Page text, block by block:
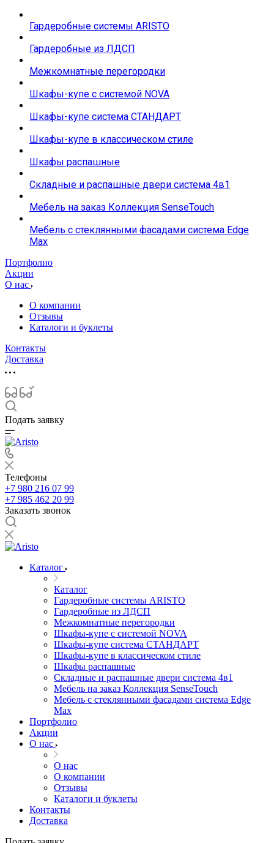
Гардеробные системы ARISTO
Гардеробные из ЛДСП
Межкомнатные перегородки
Шкафы-купе с системой NOVA
Шкафы-купе система СТАНДАРТ
Шкафы-купе в классическом стиле
Шкафы распашные
Складные и распашные двери система 4в1
Мебель на заказ Коллекция SenseTouch
Мебель с стеклянными фасадами система Edge
Max
Портфолио
Акции
О нас
О компании
Отзывы
Каталоги и буклеты
Контакты
Доставка
Подать заявку
Телефоны
+7 980 216 07 99
+7 985 462 20 99
Заказать звонок
Каталог
Каталог
Гардеробные системы ARISTO
Гардеробные из ЛДСП
Межкомнатные перегородки
Шкафы-купе с системой NOVA
Шкафы-купе система СТАНДАРТ
Шкафы-купе в классическом стиле
Шкафы распашные
Складные и распашные двери система 4в1
Мебель на заказ Коллекция SenseTouch
Мебель с стеклянными фасадами система Edge
Max
Портфолио
Акции
О нас
О нас
О компании
Отзывы
Каталоги и буклеты
Контакты
Доставка